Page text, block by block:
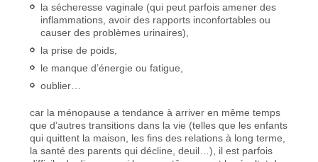
la sécheresse vaginale (qui peut parfois amener des
inflammations, avoir des rapports inconfortables ou
causer des problèmes urinaires),
la prise de poids,
le manque d’énergie ou fatigue,
oublier…
car la ménopause a tendance à arriver en même temps
que d’autres transitions dans la vie (telles que les enfants
qui quittent la maison, les fins des relations à long terme,
la santé des parents qui décline, deuil…), il est parfois